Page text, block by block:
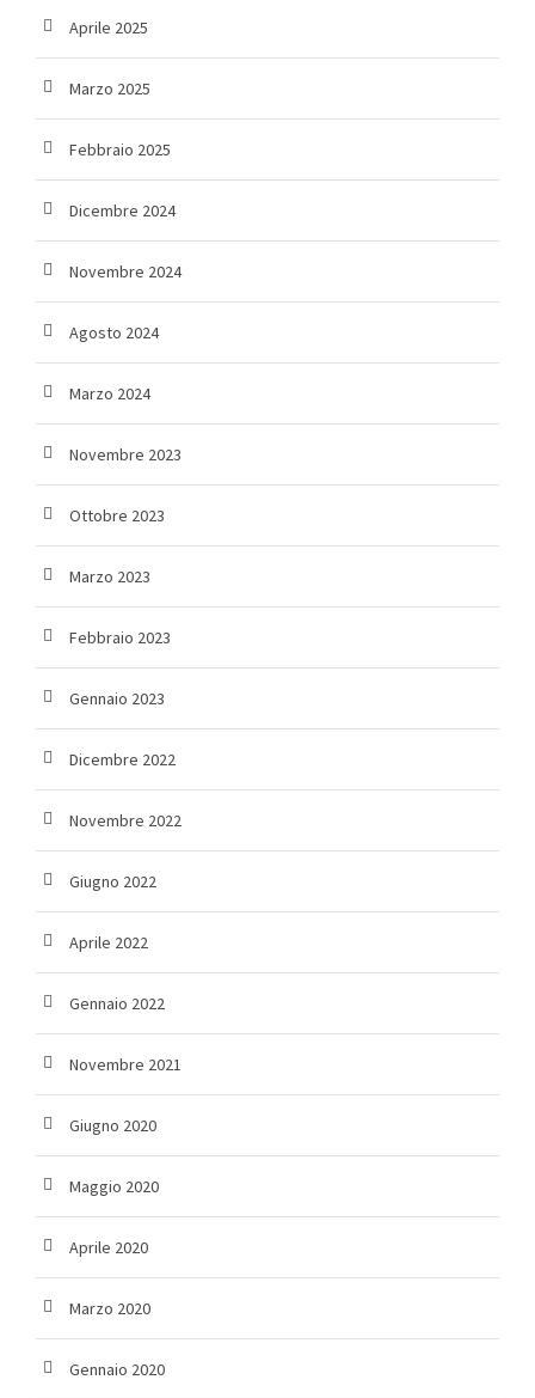
Aprile 2025
Marzo 2025
Febbraio 2025
Dicembre 2024
Novembre 2024
Agosto 2024
Marzo 2024
Novembre 2023
Ottobre 2023
Marzo 2023
Febbraio 2023
Gennaio 2023
Dicembre 2022
Novembre 2022
Giugno 2022
Aprile 2022
Gennaio 2022
Novembre 2021
Giugno 2020
Maggio 2020
Aprile 2020
Marzo 2020
Gennaio 2020